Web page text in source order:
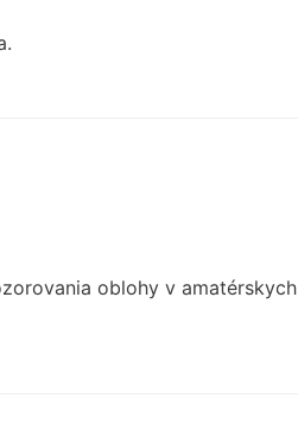
oblohy v amatérskych